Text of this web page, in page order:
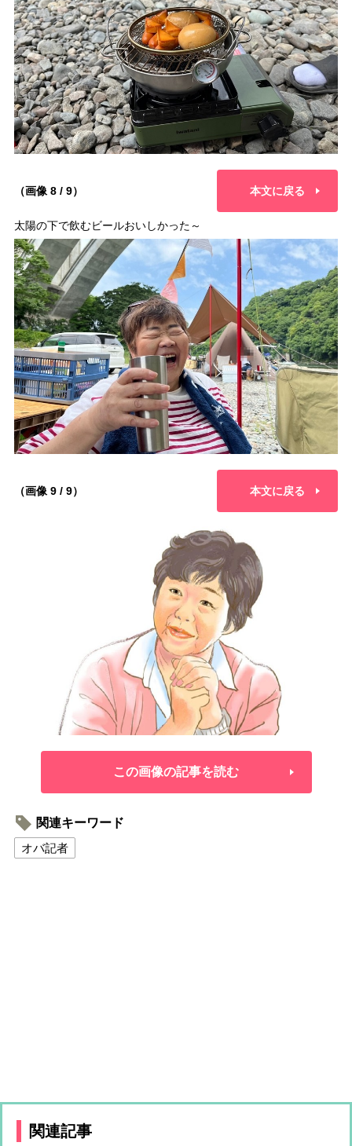
（画像 8 / 9） 本文に戻る
太陽の下で飲むビールおいしかった～
（画像 9 / 9） 本文に戻る
この画像の記事を読む
関連キーワード
オバ記者
関連記事